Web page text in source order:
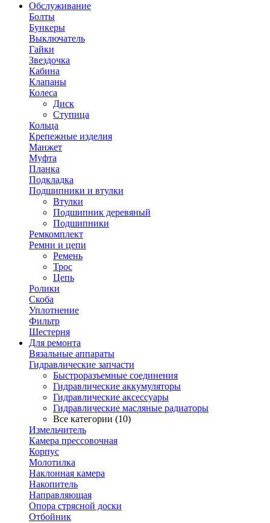
Обслуживание
Болты
Бункеры
Выключатель
Гайки
Звездочка
Кабина
Клапаны
Колеса
Диск
Ступица
Кольца
Крепежные изделия
Манжет
Муфта
Планка
Подкладка
Подшипники и втулки
Втулки
Подшипник деревяный
Подшипники
Ремкомплект
Ремни и цепи
Ремень
Трос
Цепь
Ролики
Скоба
Уплотнение
Фильтр
Шестерня
Для ремонта
Вязальные аппараты
Гидравлические запчасти
Быстроразъемные соединения
Гидравлические аккумуляторы
Гидравлические аксессуары
Гидравлические масляные радиаторы
Все категории (10)
Измельчитель
Камера прессовочная
Корпус
Молотилка
Наклонная камера
Накопитель
Направляющая
Опора стрясной доски
Отбойник